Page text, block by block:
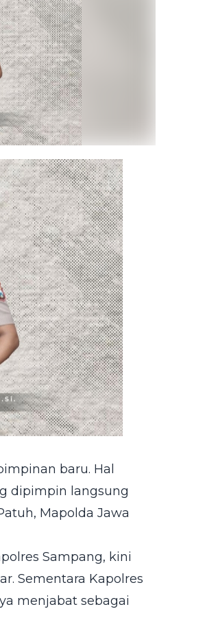
baru. Hal
dipimpin langsung
Mapolda Jawa
Sampang, kini
Sementara Kapolres
menjabat sebagai